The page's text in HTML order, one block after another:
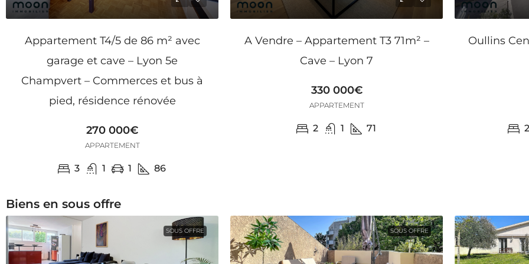
Appartement T4/5 de 86 m² avec
garage et cave – Lyon 5e
Champvert – Commerces et bus à
pied, résidence rénovée
270 000€
APPARTEMENT
3 1 1 86
A Vendre – Appartement T3 71m² –
Cave – Lyon 7
330 000€
APPARTEMENT
2 1 71
Oullins
2
Biens en sous offre
SOUS OFFRE SOUS OFFRE